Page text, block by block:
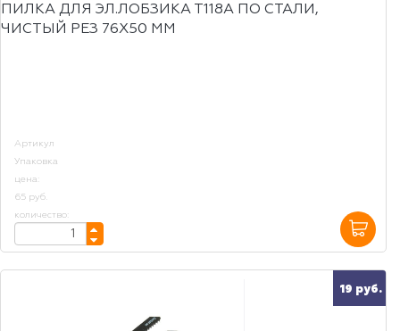
ПИЛКА ДЛЯ ЭЛ.ЛОБЗИКА Т118А ПО СТАЛИ,
ЧИСТЫЙ РЕЗ 76Х50 ММ
Артикул
Упаковка
цена:
65 руб.
количество:
19 руб.